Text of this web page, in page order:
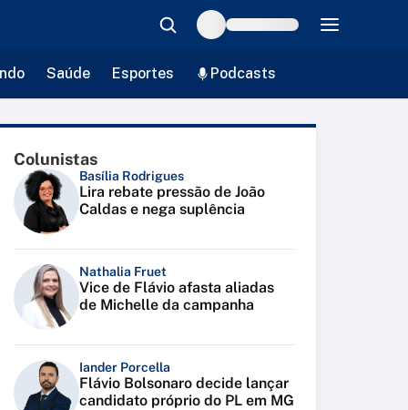
Saúde Esportes Podcasts
Colunistas
Basília Rodrigues
Lira rebate pressão de João
Caldas e nega suplência
Nathalia Fruet
Vice de Flávio afasta aliadas
de Michelle da campanha
Iander Porcella
Flávio Bolsonaro decide lançar
candidato próprio do PL em MG